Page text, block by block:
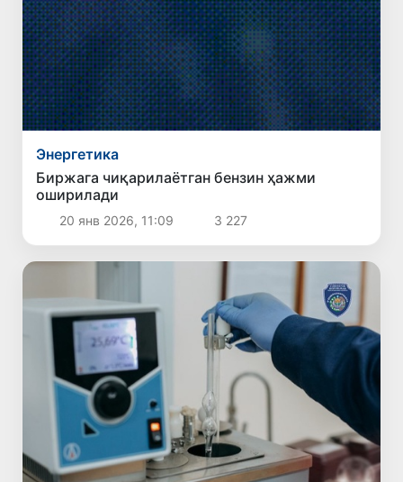
Энергетика
Биржага чиқарилаётган бензин ҳажми
оширилади
20 янв 2026, 11:09 3 227